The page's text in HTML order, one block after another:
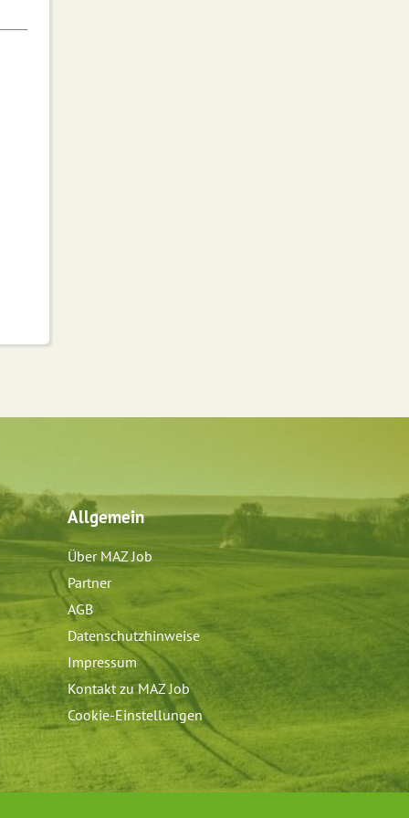
Allgemein
Über MAZ Job
Partner
AGB
Datenschutzhinweise
Impressum
Kontakt zu MAZ Job
Cookie-Einstellungen